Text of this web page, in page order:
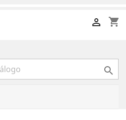
shopping_cart

